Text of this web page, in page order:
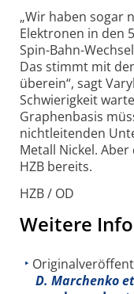
„Wir haben sogar
Elektronen in den
Spin-Bahn-
Das stimmt mit
überein“, sagt
Schwierigkeit
Graphenbasis
nichtleitenden
Metall Nickel.
HZB bereits.
HZB / OD
Weitere
D. Marchenko